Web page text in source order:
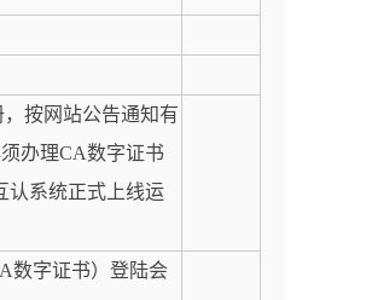
，按网站公告通知有
办理CA数字证书
认系统正式上线运
数字证书）登陆会